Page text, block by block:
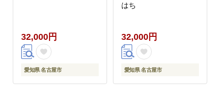
32,000円
愛知県 名古屋市
はち
32,000円
愛知県 名古屋市